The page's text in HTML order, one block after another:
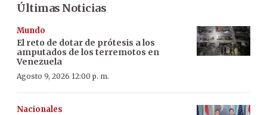
Últimas Noticias
Mundo
El reto de dotar de prótesis a los
amputados de los terremotos en
Venezuela
Agosto 9, 2026 12:00 p. m.
Nacionales